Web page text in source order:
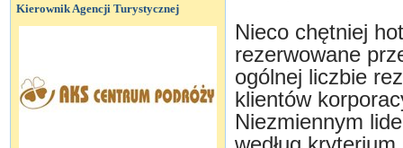
Kierownik Agencji Turystycznej
Nieco chętniej
rezerwowane
ogólnej liczbie
klientów
Niezmiennym